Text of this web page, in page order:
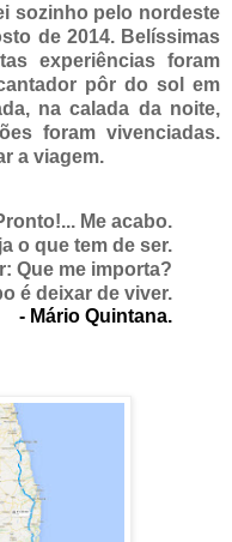
sozinho pelo nordeste
de 2014. Belíssimas
experiências foram
pôr do sol em
na calada da noite,
foram vivenciadas.
a viagem.
Me acabo.
o que tem de ser.
Que me importa?
é deixar de viver.
- Mário Quintana.